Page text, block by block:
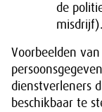
de
misdrijf).
Voorbeelden
dienstverleners
beschikbaar te